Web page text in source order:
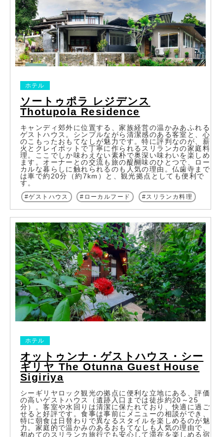
ソートゥポラ レジデンス
Thotupola Residence
ホテル
キャンディ郊外に位置する、家族経営の温かみあふれる
ゲストハウス。シンプルながら清潔感のある客室と、心
のこもったおもてなしが魅力です。特に評判なのが、薪
火とクレイポットで丁寧に作られるスリランカの家庭料
理。ここでしか味わえない素朴で奥深い味わいを楽しめ
ます。オーナーとの交流も旅の醍醐味のひとつで、ロー
カルな暮らしに触れられるのも人気の理由。仏歯寺まで
は車で約20分（約7km）と、観光拠点としても便利で
す。
ゲストハウス ローカルフード スリランカ料理
オットゥンナ・ゲストハウス・シー
ギリヤ The Otunna Guest House
Sigiriya
ホテル
シーギリヤロック観光の拠点に便利な立地にある、評価
の高いゲストハウス（遺跡入口までは徒歩約20～25
分）。客室や水回りは清潔に保たれており、快適に過ご
せると好評です。食事は事前にメニューの相談ができ、
特に朝食は日替わりで異なるスタイルを楽しめるのが魅
力。家庭的で温かみのあるおもてなしも人気の理由で、
初めてのスリランカ旅行でも安心して滞在を楽しめる宿